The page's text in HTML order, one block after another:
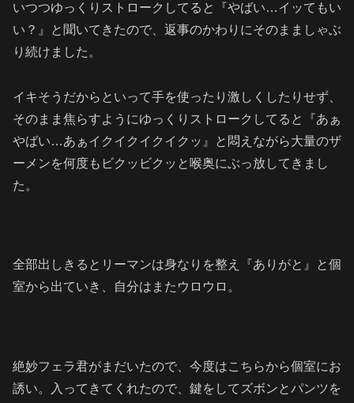
いつつゆっくりストロークしてると『やばい…イッてもい
い？』と聞いてきたので、返事のかわりにそのまましゃぶ
り続けました。
イキそうだからといって手を使ったり激しくしたりせず、
そのまま焦らすようにゆっくりストロークしてると『あぁ
やばい…あぁイクイクイクイクッ』と悶えながら大量のザ
ーメンを何度もビクッビクッと喉奥にぶっ放してきまし
た。
全部出しきるとリーマンは身なりを整え『ありがと』と個
室から出ていき、自分はまたウロウロ。
絶妙フェラ君がまだいたので、今度はこちらから個室にお
誘い。入ってきてくれたので、鍵をしてズボンとパンツを